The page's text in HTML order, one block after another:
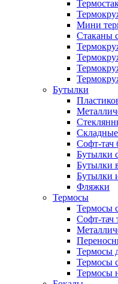
Мини
Стаканы
Бутылки
Софт-тач
Бутылки
Бутылки
Бутылки
Фляжки
Термосы
Термосы
Софт-тач
Термосы
Термосы
Термосы